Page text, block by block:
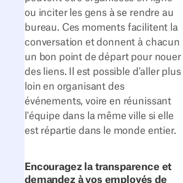
ou inciter les gens à se rendre au
bureau. Ces moments facilitent la
conversation et donnent à chacun
un bon point de départ pour nouer
des liens. Il est possible d'aller plus
loin en organisant des
événements, voire en réunissant
l'équipe dans la même ville si elle
est répartie dans le monde entier.
Encouragez la transparence et
demandez à vos employés de